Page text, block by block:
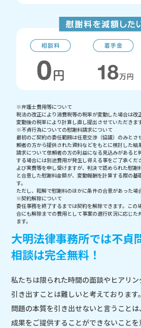
※弁護士費用等について
税法の改正により消費税等の税率が変動した場合は改
変動後の税率により計算し直し提出させていただきます
※不貞行為についての慰謝料請求について
最初のご契約の委任範囲は任意交渉（協議）のみとさ
頼者の方から提供された資料などをもとに検討した結
請求について依頼者の方の利益になる見込みがあると
する場合には別途費用が発生し得える事をご了承くだ
よび実費等を申し受けますが、判決で認められた慰謝
と合意した慰謝料金額が、変動報酬を計算する際の基
す。
ただし、和解で慰謝料のほかに条件の合意があった場
※契約解除について
委任事務を終了するまでは契約を解除できます。この
合にも解除までの費用として事案の進行状況に応じた
ます。
大明法律事務所では不貞
相談は完全無料！
私たちは限られた時間の面談やヒアリ
引き出すことは難しいと考えております。
問題の本質を引き出せないと言うこと
成果をご提供することができないことを